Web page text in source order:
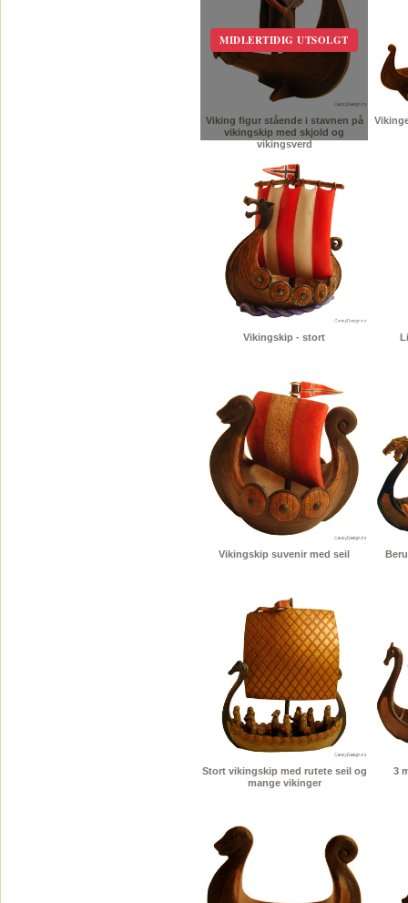
MIDLERTIDIG UTSOLGT
Viking figur stående i stavnen på
vikingskip med skjold og
vikingsverd
Vikingskip - stort
Vikingskip suvenir med seil
Stort vikingskip med rutete seil og
mange vikinger
3